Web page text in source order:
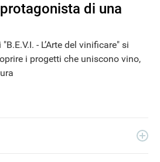
di una
- L’Arte del vinificare" si
i progetti che uniscono vino,